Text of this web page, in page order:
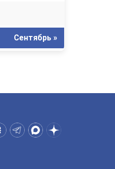
Сентябрь »